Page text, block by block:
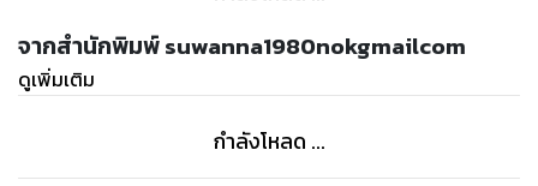
แปลกประหลาด กลิ่นนั้นเป็นตัวเร่งเร้าให้สองเท้าเจ้าป่าหนุ่มก้าว
พรวดลงจากกระท่อมไม้ ตรงไปยังต้นสักป่าสูงตระหง่านต้นหนึ่งซึ่ง
ใกล้กับสายตาอามันต์มากที่สุด ยิ่งเดินเข้าใกล้ต้นไม้นั่นมากขึ้น
เท่าใด กลิ่นหอมแปลกประหลาดยิ่งทำให้หัวใจเจ้าป่าหนุ่มเต้นระรัว
และแล้วอามันต์ก็เจอที่มาของกลิ่นหอม ดวงตาเขาหรี่แคบมองสิ่ง
จากสำนักพิมพ์ suwanna1980nokgmailcom
ดูเพิ่มเติม
กำลังโหลด ...